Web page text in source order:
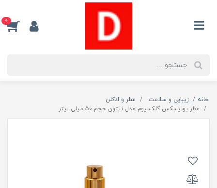
0
خانه زیبایی و سلامت
عطر و ادکلن
عطر یونیسکس گلکسیوم مدل نپتون حجم 50 میلی لیتر